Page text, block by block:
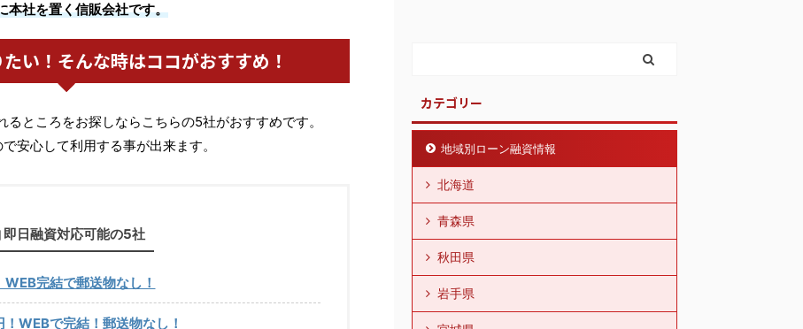
本社を置く信販会社です。
い！そんな時はココがおすすめ！
ところをお探しならこちらの5社がおすすめです。
安心して利用する事が出来ます。
即日融資対応可能の5社
完結で郵送物なし！
WEBで完結！郵送物なし！
カテゴリー
地域別ローン融資情報
北海道
青森県
秋田県
岩手県